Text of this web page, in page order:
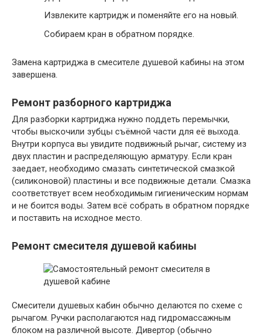
Извлеките картридж и поменяйте его на новый.
Собираем кран в обратном порядке.
Замена картриджа в смесителе душевой кабины на этом
завершена.
Ремонт разборного картриджа
Для разборки картриджа нужно поддеть перемычки,
чтобы выскочили зубцы съёмной части для её выхода.
Внутри корпуса вы увидите подвижный рычаг, систему из
двух пластин и распределяющую арматуру. Если кран
заедает, необходимо смазать синтетической смазкой
(силиконовой) пластины и все подвижные детали. Смазка
соответствует всем необходимым гигиеническим нормам
и не боится воды. Затем всё собрать в обратном порядке
и поставить на исходное место.
Ремонт смесителя душевой кабины
Смесители душевых кабин обычно делаются по схеме с
рычагом. Ручки располагаются над гидромассажным
блоком на различной высоте. Дивертор (обычно